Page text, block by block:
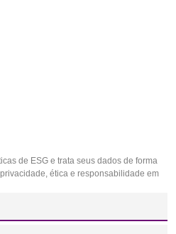
de ESG e trata seus dados de forma
ética e responsabilidade em